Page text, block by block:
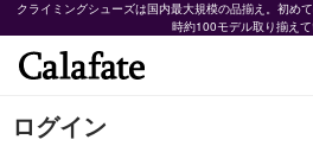
クライミングシューズは国内最大規模の品揃え。初め
時約100モデル取り揃えて
ログイン